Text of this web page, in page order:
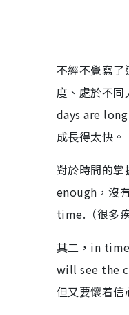
不經不覺寫
度、處於不
days are
成長得太快。
對於時間的
enough，沒
time.（很多
其二，in
will see the
但又要懷着信